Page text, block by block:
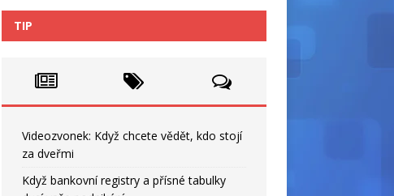
TIP
Videozvonek: Když chcete vědět, kdo stojí
za dveřmi
Když bankovní registry a přísné tabulky